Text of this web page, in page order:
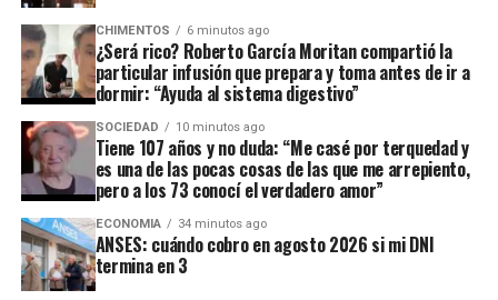
W
h
at
F
a
X T
el
G
m o
o
Clima de miércoles: un nuevo día sin
sol
ADVERTISEMENT
CHIMENTOS 6 minutos ago
¿Será rico? Roberto García Moritan compartió la
particular infusión que prepara y toma antes de ir a
dormir: “Ayuda al sistema digestivo”
SOCIEDAD 10 minutos ago
Tiene 107 años y no duda: “Me casé por terquedad y
es una de las pocas cosas de las que me arrepiento,
pero a los 73 conocí el verdadero amor”
ECONOMIA 34 minutos ago
ANSES: cuándo cobro en agosto 2026 si mi DNI
termina en 3